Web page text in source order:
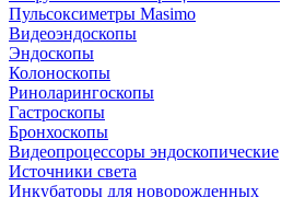
Пульсоксиметры Masimo
Видеоэндоскопы
Эндоскопы
Колоноскопы
Риноларингоскопы
Гастроскопы
Бронхоскопы
Видеопроцессоры эндоскопические
Источники света
Инкубаторы для новорожденных